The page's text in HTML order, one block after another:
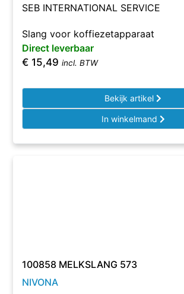
SEB INTERNATIONAL SERVICE
Slang voor koffiezetapparaat
Direct leverbaar
€ 15,49 incl. BTW
Bekijk artikel
In winkelmand
100858 MELKSLANG 573
NIVONA